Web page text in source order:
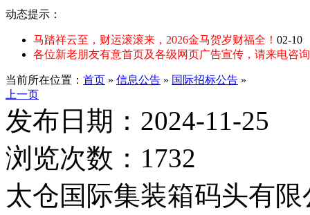
动态提示：
马踏祥云至，财运滚滚来，2026金马贺岁财福全！ 02-10
各位新老朋友有意首页及各级网页广告宣传，请来电咨询
当前所在位置： 首页 » 信息公告 » 国际招标公告 »
上一页
发布日期：2024-11-25
浏览次数：1732
太仓国际集装箱码头有